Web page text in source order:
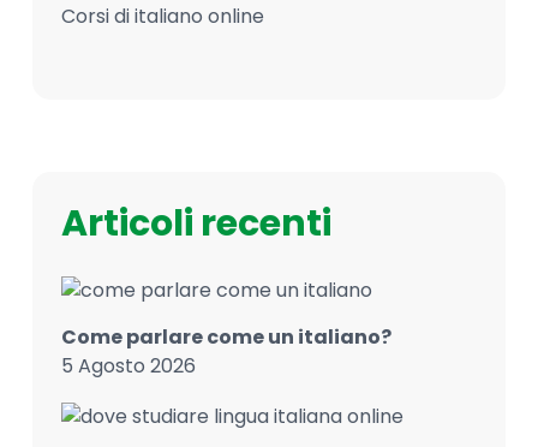
Corsi di italiano online
Articoli recenti
Come parlare come un italiano?
5 Agosto 2026